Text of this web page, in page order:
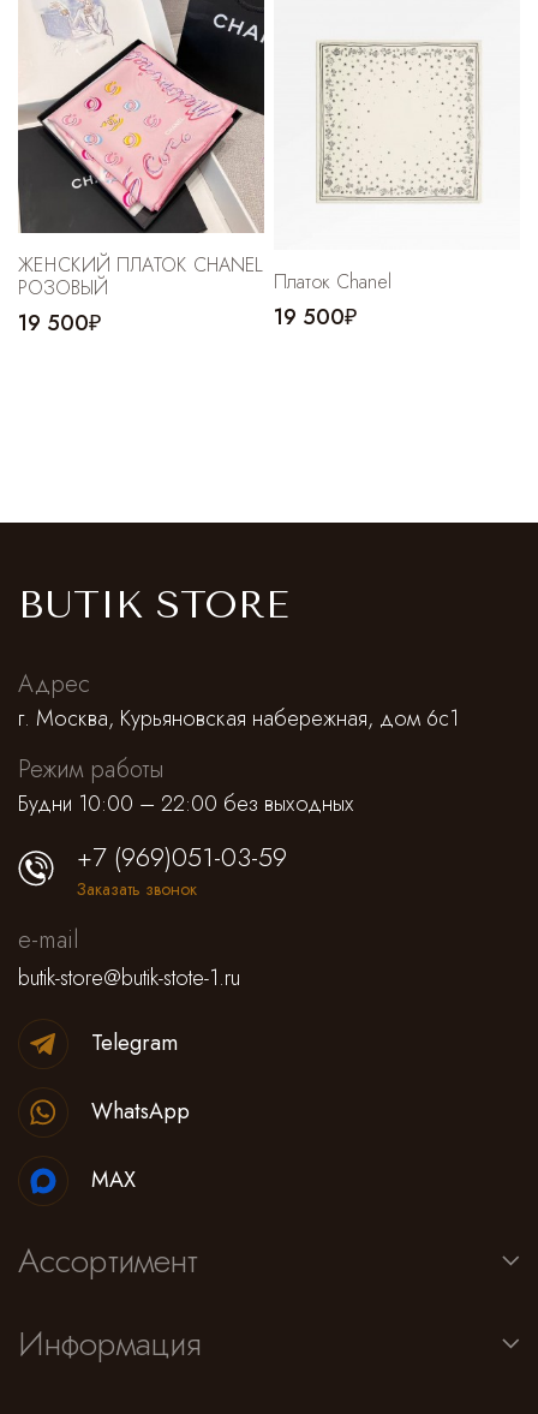
ЖЕНСКИЙ ПЛАТОК CHANEL
РОЗОВЫЙ
19 500₽
Платок Chanel
19 500₽
BUTIK STORE
Адрес
г. Москва, Курьяновская набережная, дом 6с1
Режим работы
Будни 10:00 – 22:00 без выходных
Ассортимент
Информация
+7 (969)051-03-59
Заказать звонок
e-mail
butik-store@butik-stote-1.ru
Telegram
WhatsApp
MAX